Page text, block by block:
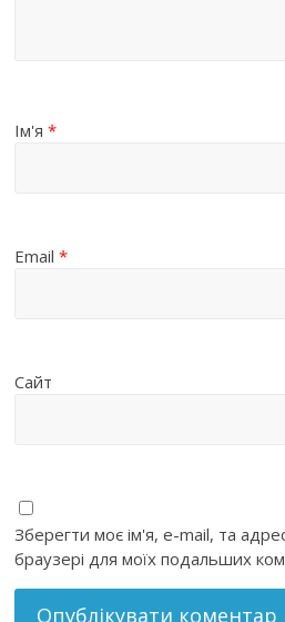
Ім'я*
Email*
Сайт
Зберегти моє ім'я, e-mail, та
браузері для моїх подальших